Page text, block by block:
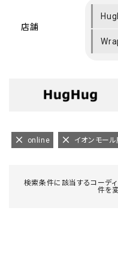
店舗
online イオンモー
検索条件に該当するコーデ
件を